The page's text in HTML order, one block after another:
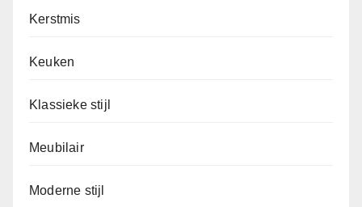
Kerstmis
Keuken
Klassieke stijl
Meubilair
Moderne stijl